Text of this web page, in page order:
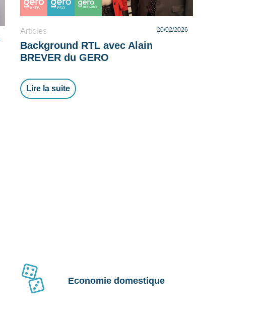
20/02/2026
Articles
Background RTL avec Alain
BREVER du GERO
Lire la suite
Economie domestique